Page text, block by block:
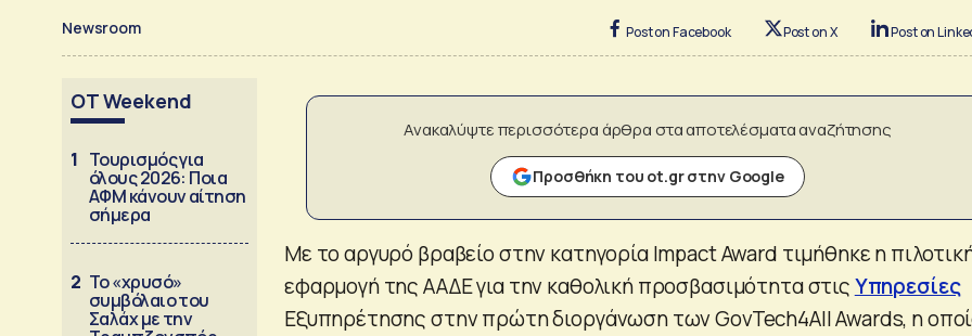
Newsroom Post on Facebook Post on X Post on
OT Weekend
1 Τουρισμός για
όλους 2026: Ποια
ΑΦΜ κάνουν αίτηση
σήμερα
2 Το «χρυσό»
συμβόλαιο του
Σαλάχ με την
Ανακαλύψτε περισσότερα άρθρα στα αποτελέσματα αναζήτησης
Προσθήκη του ot.gr στην Google
Με το αργυρό βραβείο στην κατηγορία Impact Award τιμήθηκε η
εφαρμογή της ΑΑΔΕ για την καθολική προσβασιμότητα στιςΥπηρεσίες
Εξυπηρέτησης στην πρώτη διοργάνωση των GovTech4All Awards, η